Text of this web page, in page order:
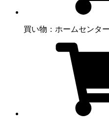
買い物：ホームセンター